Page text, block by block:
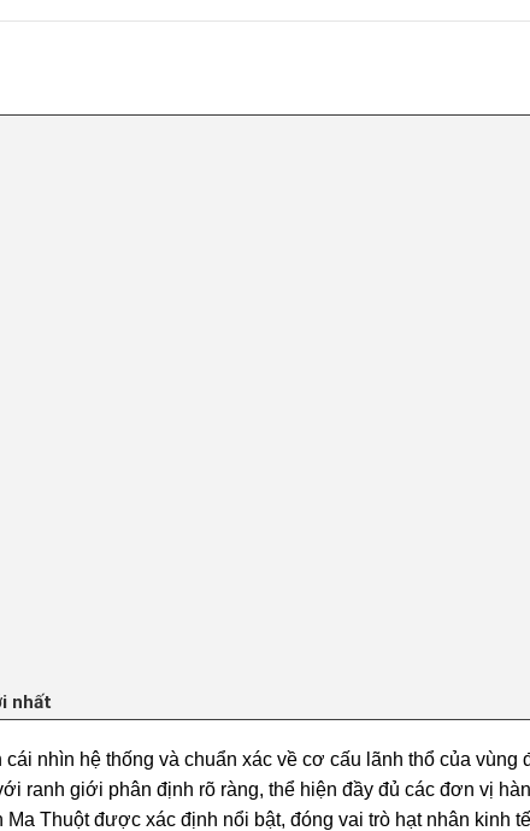
nhất
cái nhìn hệ thống và chuẩn xác về cơ cấu lãnh thổ của vùng
ranh giới phân định rõ ràng, thể hiện đầy đủ các đơn vị
Ma Thuộtđược xác định nổi bật, đóng vai trò hạt nhân kinh